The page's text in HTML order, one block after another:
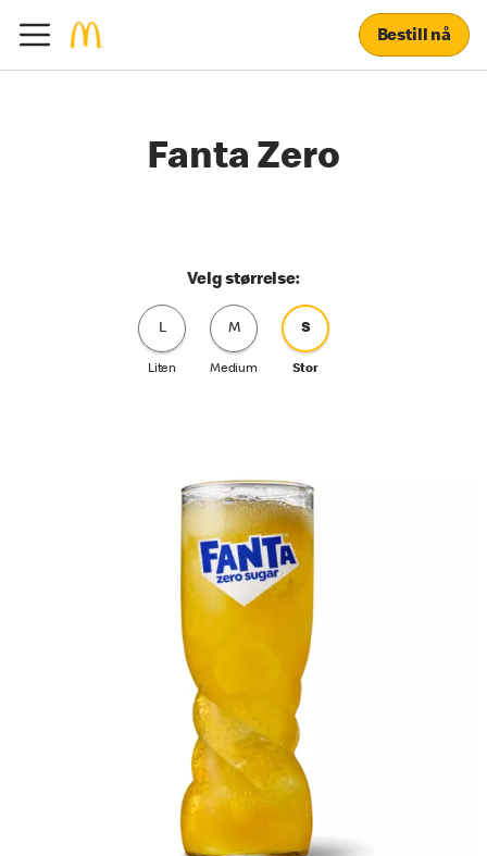
Bestill nå
Fanta Zero
Velg størrelse:
L
Liten
M
Medium
S
Stor